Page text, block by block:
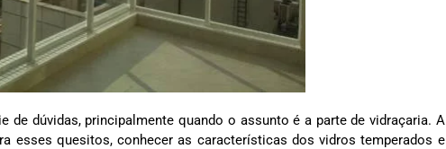
dúvidas, principalmente quando o assunto é a parte de vidraçaria. A
esses quesitos, conhecer as características dos vidros temperados e